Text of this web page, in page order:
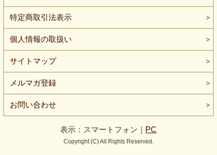
特定商取引法表示
個人情報の取扱い
サイトマップ
メルマガ登録
お問い合わせ
表示：スマートフォン｜ PC
Copyright (C) All Rights Reserved.